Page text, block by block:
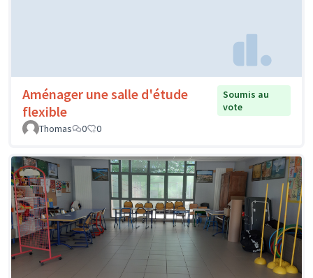
Aménager une salle d'étude
flexible
Soumis au
vote
Thomas
0 0